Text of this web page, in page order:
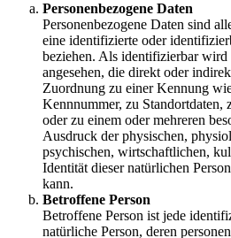
Personenbezogene Daten
Personenbezogene Daten sind
eine identifizierte oder
beziehen. Als identifizierbar wird
angesehen, die direkt oder
Zuordnung zu einer Kennung
Kennnummer, zu
oder zu einem oder mehreren
Ausdruck der physischen,
psychischen, wirtschaftlichen,
Identität dieser natürlichen
kann.
Betroffene Person
Betroffene Person ist jede
natürliche Person, deren